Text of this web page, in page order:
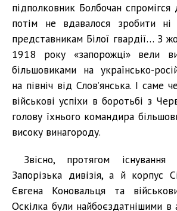
підполковник Болбочан
потім не вдавалося зробити ні
представникам Білої гвардії… З
1918 року «запорожці» вели
більшовиками на українсько-
на північ від Слов’янська. І саме
військові успіхи в боротьбі з
голову їхнього командира
високу винагороду.
Звісно, протягом
Запорізька дивізія, а й корпус
Євгена Коновальця та
Оскілка були найбоєздатнішими в